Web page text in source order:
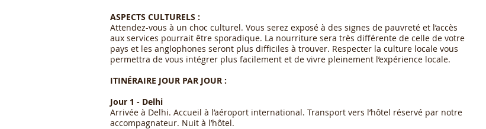
ASPECTS CULTURELS :
Attendez-vous à un choc culturel. Vous serez exposé à des signes de pauvreté et l’accès
aux services pourrait être sporadique. La nourriture sera très différente de celle de votre
pays et les anglophones seront plus difficiles à trouver. Respecter la culture locale vous
permettra de vous intégrer plus facilement et de vivre pleinement l’expérience locale.
ITINÉRAIRE JOUR PAR JOUR :
Jour 1 - Delhi
Arrivée à Delhi. Accueil à l’aéroport international. Transport vers l’hôtel réservé par notre
accompagnateur. Nuit à l’hôtel.